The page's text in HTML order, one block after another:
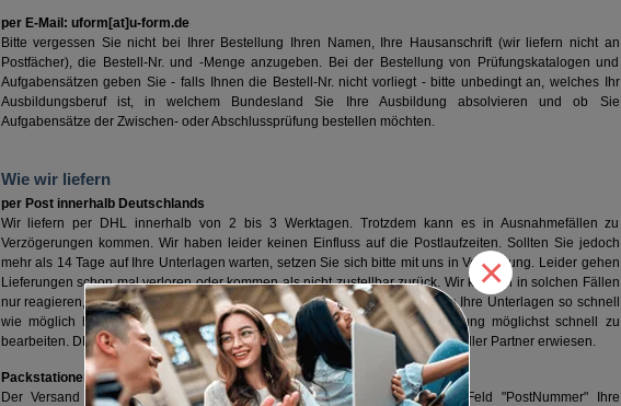
per E-Mail: uform[at]u-form.de
Bitte vergessen Sie nicht bei Ihrer Bestellung Ihren Namen, Ihre Hausanschrift (wir liefern nicht an
Postfächer), die Bestell-Nr. und -Menge anzugeben. Bei der Bestellung von Prüfungskatalogen und
Aufgabensätzen geben Sie - falls Ihnen die Bestell-Nr. nicht vorliegt - bitte unbedingt an, welches Ihr
Ausbildungsberuf ist, in welchem Bundesland Sie Ihre Ausbildung absolvieren und ob Sie
Aufgabensätze der Zwischen- oder Abschlussprüfung bestellen möchten.
Wie wir liefern
per Post innerhalb Deutschlands
Wir liefern per DHL innerhalb von 2 bis 3 Werktagen. Trotzdem kann es in Ausnahmefällen zu
Verzögerungen kommen. Wir haben leider keinen Einfluss auf die Postlaufzeiten. Sollten Sie jedoch
mehr als 14 Tage auf Ihre Unterlagen warten, setzen Sie sich bitte mit uns in Verbindung. Leider gehen
Lieferungen schon mal verloren oder kommen als nicht zustellbar zurück. Wir können in solchen Fällen
nur reagieren, wenn Sie uns Ihre Probleme mitteilen. Natürlich möchten Sie Ihre Unterlagen so schnell
wie möglich haben. Wir wissen das und sind daher bemüht, Ihre Bestellung möglichst schnell zu
bearbeiten. DHL hat sich in der Vergangenheit als ein zuverlässiger und schneller Partner erwiesen.
Packstationen innerhalb Deutschlands
Der Versand an Packstationen ist möglich. Bitte geben Sie hierzu im Feld "PostNummer" Ihre
×